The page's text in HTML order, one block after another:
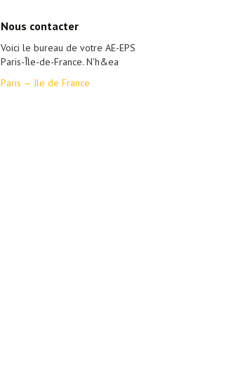
Nous contacter
Voici le bureau de votre AE-EPS
Paris-Île-de-France. N'h&ea
Paris — Ile de France